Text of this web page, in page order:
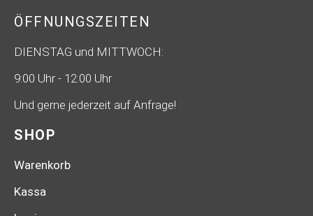
ÖFFNUNGSZEITEN
DIENSTAG und MITTWOCH:
9:00 Uhr - 12:00 Uhr
Und gerne jederzeit auf Anfrage!
SHOP
Warenkorb
Kassa